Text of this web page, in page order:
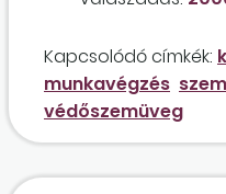
Kapcsolódó címkék:
munkavégzés
védőszemüveg